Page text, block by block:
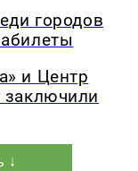
городов
и Центр
заключили
↓